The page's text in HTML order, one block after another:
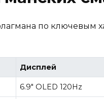
по ключевым
Дисплей
6.9″ OLED 120Hz